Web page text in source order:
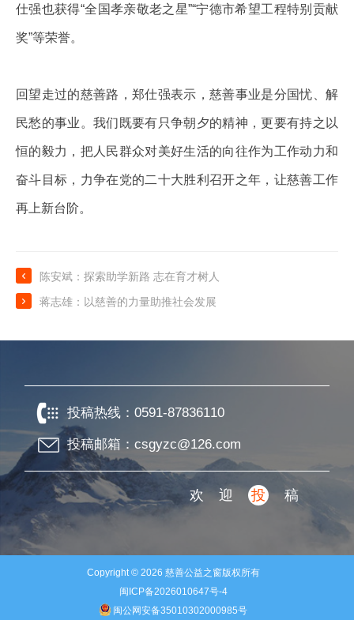
仕强也获得“全国孝亲敬老之星”“宁德市希望工程特别贡献
奖”等荣誉。
回望走过的慈善路，郑仕强表示，慈善事业是分国忧、解
民愁的事业。我们既要有只争朝夕的精神，更要有持之以
恒的毅力，把人民群众对美好生活的向往作为工作动力和
奋斗目标，力争在党的二十大胜利召开之年，让慈善工作
再上新台阶。

陈安斌：探索助学新路 志在育才树人

蒋志雄：以慈善的力量助推社会发展
投稿热线： 0591-87836110
投稿邮箱：csgyzc@126.com
欢迎 投 稿
Copyright © 2026 慈善公益之窗版权所有
闽ICP备2026010647号-4
闽公网安备35010302000985号